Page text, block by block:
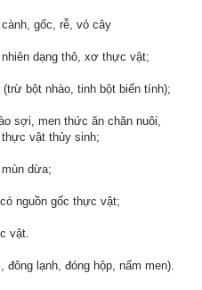
gốc, rễ, vỏ cây
dạng thô, xơ thực vật;
bột nhào, tinh bột biến tính);
sợi, men thức ăn chăn nuôi,
vật thủy sinh;
dừa;
nguồn gốc thực vật;
vật.
lạnh, đóng hộp, nấm men).